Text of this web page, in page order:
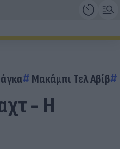
Μακάμπι Τελ Αβίβ
- Η